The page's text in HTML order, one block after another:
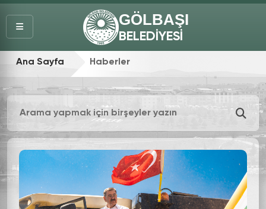
GÖLBAŞI
BELEDİYESİ
Ana Sayfa Haberler